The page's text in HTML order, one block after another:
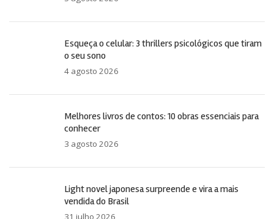
Esqueça o celular: 3 thrillers psicológicos que tiram
o seu sono
4 agosto 2026
Melhores livros de contos: 10 obras essenciais para
conhecer
3 agosto 2026
Light novel japonesa surpreende e vira a mais
vendida do Brasil
31 julho 2026